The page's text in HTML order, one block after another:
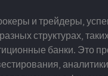
и трейдеры,
структурах,
банки. Это